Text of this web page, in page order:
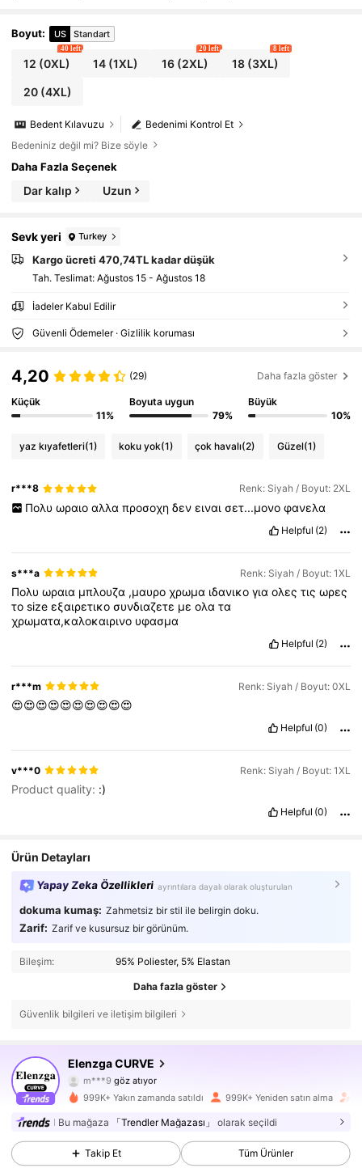
naval, Parti, İşe Gidip Gelme İçin Uygundur
Boyut: US Standart
12 (0XL)
40 left
14 (1XL) 16(2XL)
20 left
18(3XL)
8 left
20(4XL)
Bedenimi Kontrol Et
Bedent Kılavuzu
Bedeniniz değil mi? Bize söyle
Daha Fazla Seçenek
Dar kalıp Uzun
Sevk yeri Turkey
Kargo ücreti 470,74TL kadar düşük
Tah. Teslimat: Ağustos 15 - Ağustos 18
İadeler Kabul Edilir
Güvenli Ödemeler · Gizlilik koruması
4,20 (29) Daha fazla göster
Küçük
11%
Boyuta uygun
79%
Büyük
10%
yaz kıyafetleri(1) koku yok(1) çok havalı(2) Güzel(1)
r***8 Renk: Siyah / Boyut: 2XL
Πολυ ωραιο αλλα προσοχη δεν ειναι σετ...μονο φανελα
Helpful (2)
s***a Renk: Siyah / Boyut: 1XL
Πολυωραια μπλουζα ,μαυροχρωμα ιδανικογιαολεςτιςωρες
τοsizeεξαιρετικοσυνδιαζετε μεολατα
χρωματα,καλοκαιρινο υφασμα
Helpful (2)
r***m Renk: Siyah / Boyut: 0XL
😍😍😍😍😍😍😍😍😍😍
Helpful (0)
v***0 Renk: Siyah / Boyut: 1XL
Product quality: :)
Helpful (0)
Ürün Detayları
Yapay Zeka Özellikleri ayrıntılara dayalı olarak oluşturulan
dokuma kumaş: Zahmetsiz bir stil ile belirgin doku.
Zarif: Zarif ve kusursuz bir görünüm.
Bileşim: 95% Poliester, 5% Elastan
Daha fazla göster
Güvenlik bilgileri ve iletişim bilgileri
Elenzga CURVE
m***9göz atıyor
4,73
650K Takipçiler
4,73 650K Takipçiler
650K Takipçiler
999K+ Yakın zamanda satıldı 999K+ Yeniden satın alma
Bu mağaza 「Trendler Mağazası」 olarak seçildi
Takip Et Tüm Ürünler